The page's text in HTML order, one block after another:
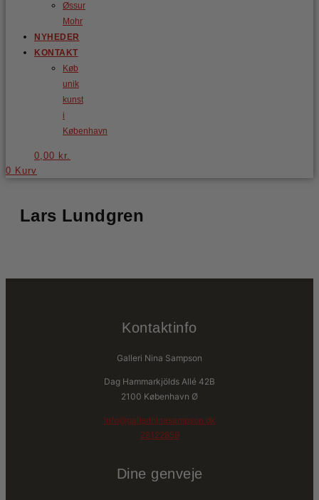
Øssur
Mohr
NYHEDER
KONTAKT
Køb
unik
kunst
i
København
0,00 kr.
0 Kurv
Lars Lundgren
Kontaktinfo
Galleri Nina Sampson
Dag Hammarkjölds Allé 42B
2100 København Ø
info@gallerininasampson.dk
28122859
Dine genveje